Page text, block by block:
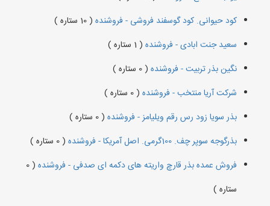
کود حیوانی. کود گوسفند فروشی - فروشنده ( 10 ستاره )
سعید جنت ابادی - فروشنده ( 1 ستاره )
نگین بذر تربیت - فروشنده ( 0 ستاره )
شرکت آریا منتخب - فروشنده ( 0 ستاره )
بذر سویا زود رس رقم ویلیامز - فروشنده ( 0 ستاره )
بذرگوجه‌ سوپر چف. 100گرمی. اصل آمریکا - فروشنده
( 0 ستاره )
فروش عمده بذر قارچ واریته های دکمه ای صدفی - فروشنده ( 0
ستاره )